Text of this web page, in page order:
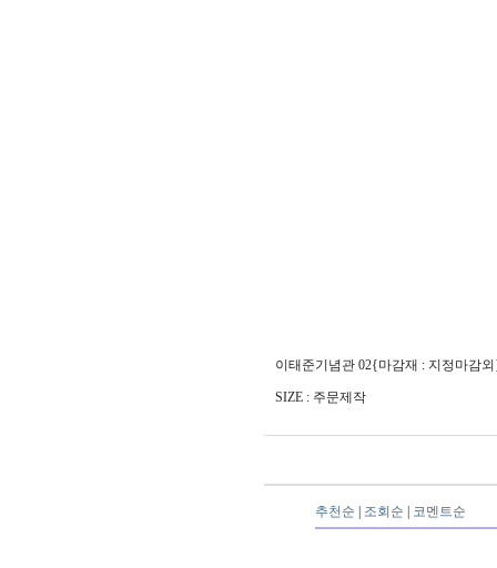
이태준기념관 02{마감재 : 지정마감
SIZE : 주문제작
추천순 조회순 코멘트순